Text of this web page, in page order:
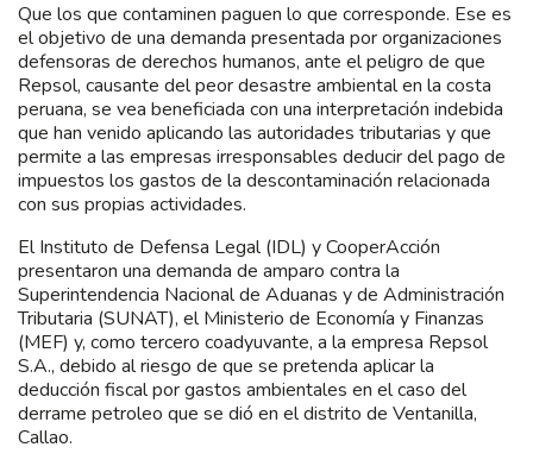
Que los que contaminen paguen lo que corresponde. Ese es
el objetivo de una demanda presentada por organizaciones
defensoras de derechos humanos, ante el peligro de que
Repsol, causante del peor desastre ambiental en la costa
peruana, se vea beneficiada con una interpretación indebida
que han venido aplicando las autoridades tributarias y que
permite a las empresas irresponsables deducir del pago de
impuestos los gastos de la descontaminación relacionada
con sus propias actividades.
El Instituto de Defensa Legal (IDL) y CooperAcción
presentaron una demanda de amparo contra la
Superintendencia Nacional de Aduanas y de Administración
Tributaria (SUNAT), el Ministerio de Economía y Finanzas
(MEF) y, como tercero coadyuvante, a la empresa Repsol
S.A., debido al riesgo de que se pretenda aplicar la
deducción fiscal por gastos ambientales en el caso del
derrame petroleo que se dió en el distrito de Ventanilla,
Callao.